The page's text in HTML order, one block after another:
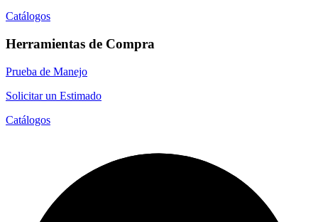
Catálogos
Herramientas de Compra
Prueba de Manejo
Solicitar un Estimado
Catálogos